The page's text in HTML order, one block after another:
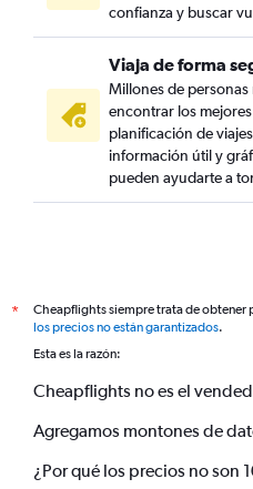
confianza y buscar
Viaja de forma
Millones de
encontrar los
planificación de
información útil y
pueden ayudarte a
*
Cheapflights siempre trata de obtener
los precios no están garantizados.
Esta es la razón:
Cheapflights no es el
Agregamos montones de
¿Por qué los precios no son